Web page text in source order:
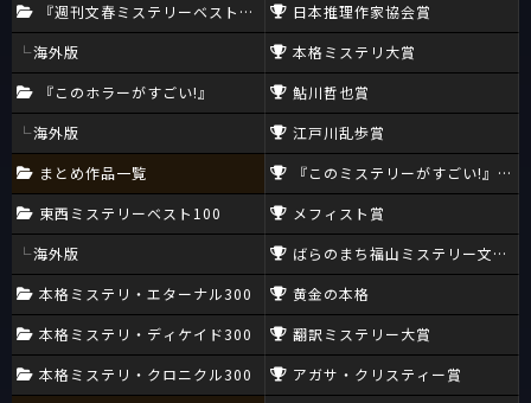
『週刊文春ミステリーベスト10』
海外版
『このホラーがすごい!』
海外版
まとめ作品一覧
東西ミステリーベスト100
海外版
本格ミステリ・エターナル300
本格ミステリ・ディケイド300
本格ミステリ・クロニクル300
日本推理作家協会賞
本格ミステリ大賞
鮎川哲也賞
江戸川乱歩賞
『このミステリーがすごい!』大賞
メフィスト賞
ばらのまち福山ミステリー文学新
黄金の本格
翻訳ミステリー大賞
アガサ・クリスティー賞